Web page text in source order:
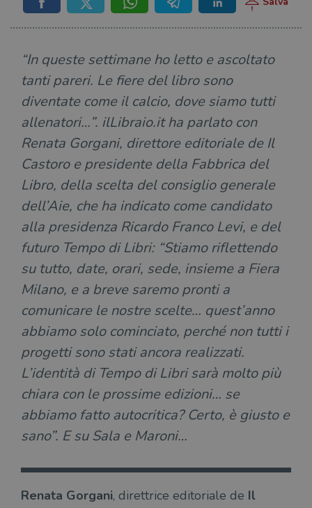
“In queste settimane ho letto e ascoltato
tanti pareri. Le fiere del libro sono
diventate come il calcio, dove siamo tutti
allenatori…”. ilLibraio.it ha parlato con
Renata Gorgani, direttore editoriale de Il
Castoro e presidente della Fabbrica del
Libro, della scelta del consiglio generale
dell’Aie, che ha indicato come candidato
alla presidenza Ricardo Franco Levi, e del
futuro Tempo di Libri: “Stiamo riflettendo
su tutto, date, orari, sede, insieme a Fiera
Milano, e a breve saremo pronti a
comunicare le nostre scelte… quest’anno
abbiamo solo cominciato, perché non tutti i
progetti sono stati ancora realizzati.
L’identità di Tempo di Libri sarà molto più
chiara con le prossime edizioni… se
abbiamo fatto autocritica? Certo, è giusto e
sano”. E su Sala e Maroni…
Renata Gorgani, direttrice editoriale de Il